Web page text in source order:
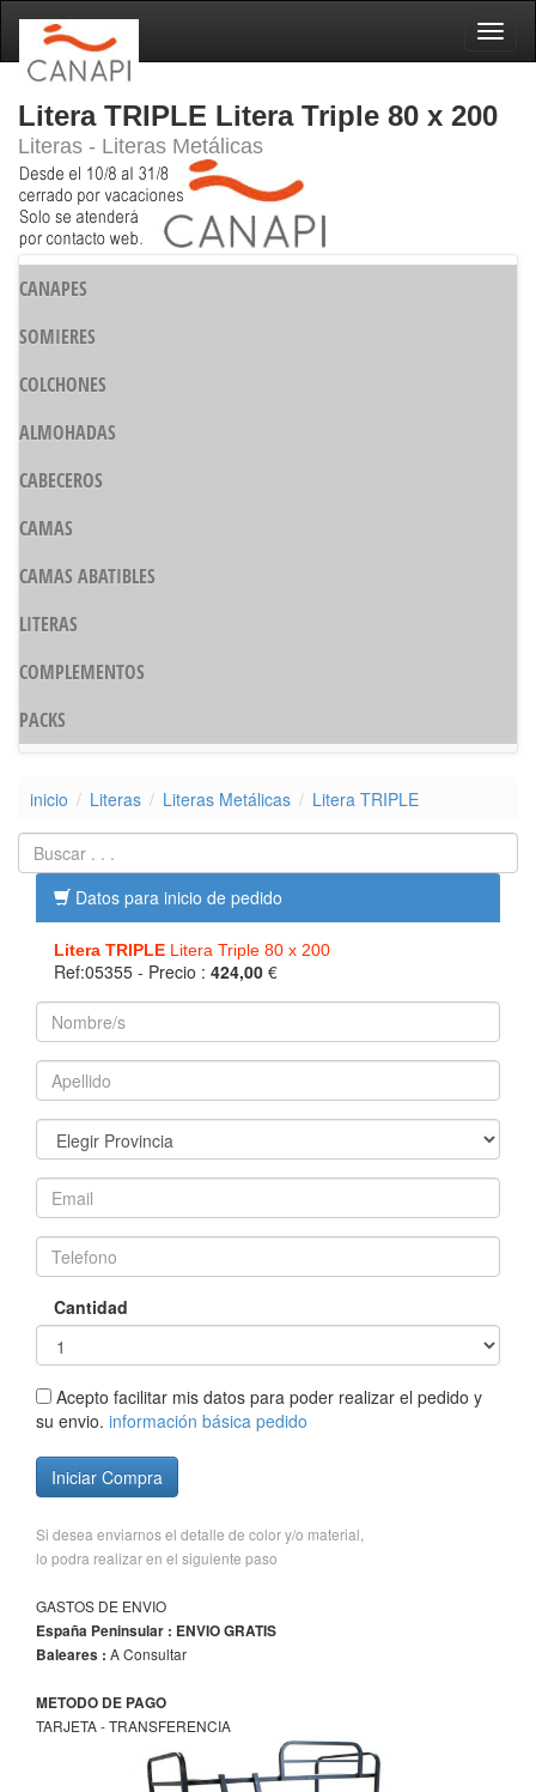
Litera TRIPLE Litera Triple 80 x 200
Literas - Literas Metálicas
CANAPES
SOMIERES
COLCHONES
ALMOHADAS
CABECEROS
CAMAS
CAMAS ABATIBLES
LITERAS
COMPLEMENTOS
PACKS
inicio Literas Literas Metálicas Litera TRIPLE
Datos para inicio de pedido
Litera TRIPLE Litera Triple 80 x 200
Ref:05355 - Precio : 424,00 €
Cantidad
Acepto facilitar mis datos para poder realizar el pedido y
su envio. información básica pedido
Iniciar Compra
Si desea enviarnos el detalle de color y/o material,
lo podra realizar en el siguiente paso
GASTOS DE ENVIO
España Peninsular : ENVIO GRATIS
Baleares : A Consultar
METODO DE PAGO
TARJETA - TRANSFERENCIA